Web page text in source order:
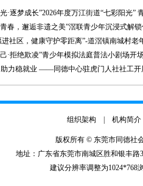
·逐梦成长”2026年度万江街道“七彩阳光”
青春，邂逅非遗之美”滘联青少年沉浸式解
进社区，健康守护零距离”-道滘镇南城村
·拒绝欺凌”青少年模拟法庭普法小剧场开
助力稳就业 ——同德中心驻虎门人社社工
组织架构 机构简介
版权所有 © 东莞市同德社
地址：广东省东莞市南城区胜和银丰路
建议分辨率调整为1024*768